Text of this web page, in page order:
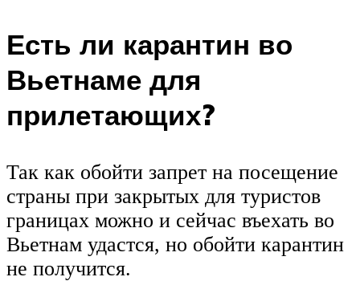
Есть ли карантин во
Вьетнаме для
прилетающих?
Так как обойти запрет на посещение
страны при закрытых для туристов
границах можно и сейчас въехать во
Вьетнам удастся, но обойти карантин
не получится.